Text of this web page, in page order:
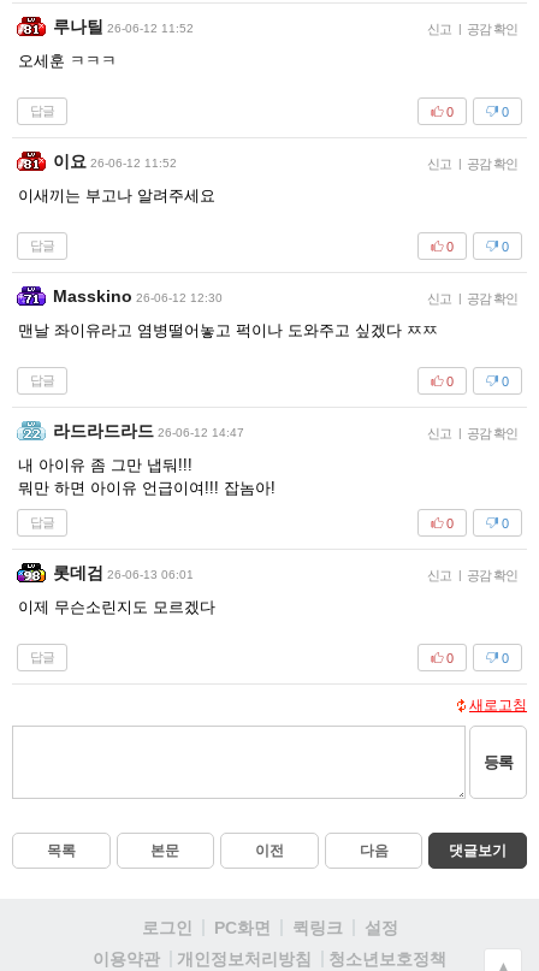
루나틸 26-06-12 11:52 신고 | 공감 확인
오세훈 ㅋㅋㅋ
답글 0
0
이요 26-06-12 11:52 신고 | 공감 확인
이새끼는 부고나 알려주세요
답글 0
0
Masskino 26-06-12 12:30 신고 | 공감 확인
맨날 좌이유라고 염병떨어놓고 퍽이나 도와주고 싶겠다 ㅉㅉ
답글 0
0
라드라드라드 26-06-12 14:47 신고 | 공감 확인
내 아이유 좀 그만 냅둬!!!
뭐만 하면 아이유 언급이여!!! 잡놈아!
답글 0
0
롯데검 26-06-13 06:01 신고 | 공감 확인
이제 무슨소린지도 모르겠다
답글 0
0
새로고침
등록
목록 본문 이전 다음 댓글보기
로그인 PC화면 퀵링크
설정
이용약관
개인정보처리방침
청소년보호정책
▲